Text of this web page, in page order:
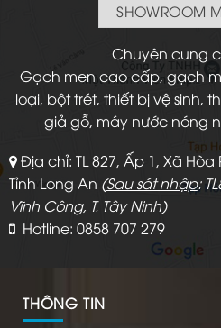
SHOWROOM
Chuyên cung
Gạch men cao cấp, gạch
loại, bột trét, thiết bị vệ sinh,
giả gỗ, máy nước nóng
Địa chỉ: TL 827, Ấp 1, Xã
Tỉnh Long An (Sau sát nhập:
Vĩnh Công, T. Tây Ninh)
Hotline: 0858 707 279
THÔNG TIN